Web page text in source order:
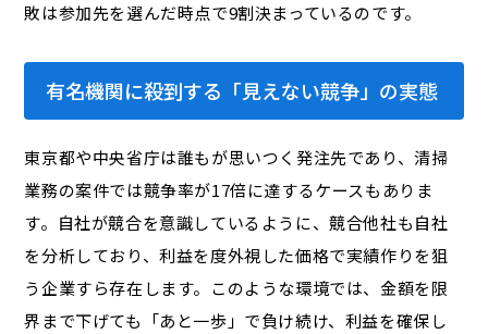
敗は参加先を選んだ時点で9割決まっているのです。
有名機関に殺到する「見えない競争」の実態
東京都や中央省庁は誰もが思いつく発注先であり、清掃
業務の案件では競争率が17倍に達するケースもありま
す。自社が競合を意識しているように、競合他社も自社
を分析しており、利益を度外視した価格で実績作りを狙
う企業すら存在します。このような環境では、金額を限
界まで下げても「あと一歩」で負け続け、利益を確保し